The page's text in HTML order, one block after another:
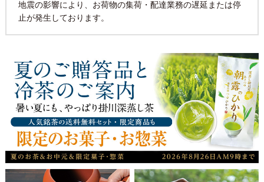
地震の影響により、お荷物の集荷・配達業務の遅延または停
止が発生しております。
現在のところ、佐川急便より配送への影響について案内が出
ております。
あわせてご確認くださいますようお願いいたします。
詳しくはこちら
2026/06/27
【夏のお茶&お中元＆季節のお菓子・お惣菜の取扱いが始ま